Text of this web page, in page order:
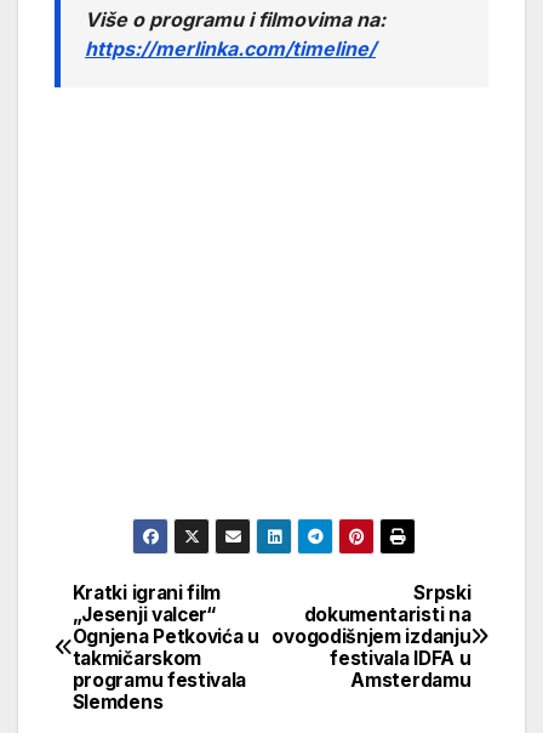
Više o programu i filmovima na:
https://merlinka.com/timeline/
Кретање
чланка
Srpski
dokumentaristi na
ovogodišnjem izdanju
festivala IDFA u
Amsterdamu
Kratki igrani film
„Jesenji valcer“
Ognjena Petkovića u
takmičarskom
programu festivala
Slemdens